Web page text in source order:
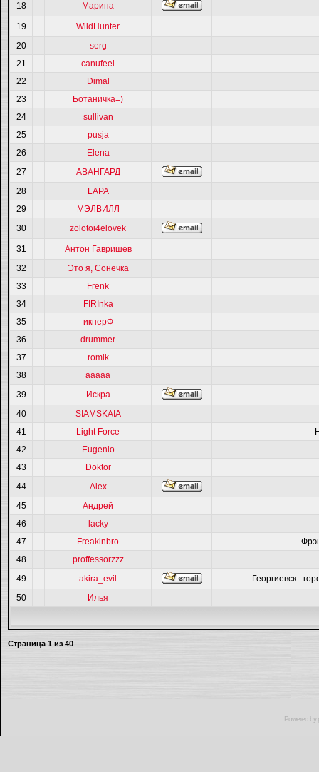
18 Марина
19
WildHunter
20
serg
21
canufeel
22
Dimal
23
Ботаничка=)
24
sullivan
25
pusja
26
Elena
27
АВАНГАРД
28
LAPA
29
МЭЛВИЛЛ
30
zolotoi4elovek
31
Антон Гавришев
32
Это я, Сонечка
33
Frenk
34
FIRInka
35
икнерФ
36
drummer
37
romik
38
ааааа
39
Искра
40
SIAMSKAIA
41
Light Force
42
Eugenio
43
Doktor
44
Alex
45
Андрей
46
lacky
47
Freakinbro
48
proffessorzzz
49
akira_evil
Георгиевск -
50
Илья
Страница 1 из 40
Powered by